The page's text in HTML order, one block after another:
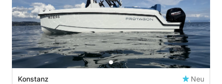
Konstanz
Neu